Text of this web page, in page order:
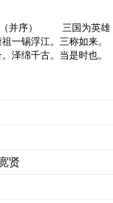
（并序） 三国为英雄
一锡浮江。三称如来。
泽绵千古。当是时也。
贤